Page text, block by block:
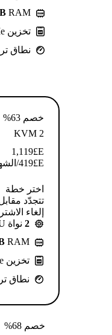
RAM
تخزين NVMe بسعة
نطاق
خصم 63%
KVM 2
E£
1,119
E£
419
/
اختر خطة
إلغاء
2 نواة vCPU
RAM
تخزين NVMe بسعة
نطاق
خصم 68%